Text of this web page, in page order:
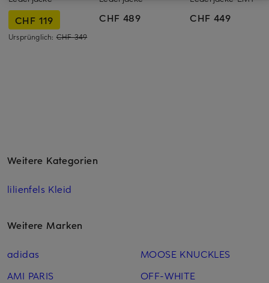
CHF 119
Ursprünglich: CHF 349
CHF 489 CHF 449
Weitere Kategorien
lilienfels Kleid
Weitere Marken
adidas
AMI PARIS
MOOSE KNUCKLES
OFF-WHITE